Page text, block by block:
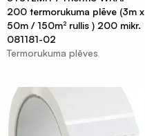
200 termorukuma plēve (3m x
50m / 150m² rullis ) 200 mikr.
081181-02
Termorukuma plēves
Termorukuma
plēves
Polietilēna
plēves
Silto
grīdu
Centralizēta
rekuperācija
Decentralizēta
Kondicionieri
un
siltumsūkņi